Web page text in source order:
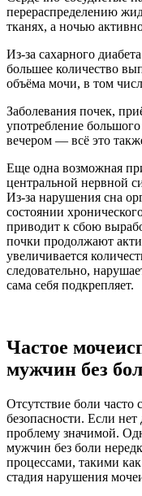
перераспределению
тканях, а ночью
Из-за сахарного
большее количество
объёма мочи, в том
Заболевания почек,
употребление
вечером — всё это
Еще одна возможная
центральной нервной
Из-за нарушения сна
состоянии
приводит к сбою
почки продолжают
увеличивается
следовательно,
сама себя подкрепляет.
Частое
мужчин без
Отсутствие боли
безопасности. Если
проблему значимой.
мужчин без боли
процессами, такими
стадия нарушения